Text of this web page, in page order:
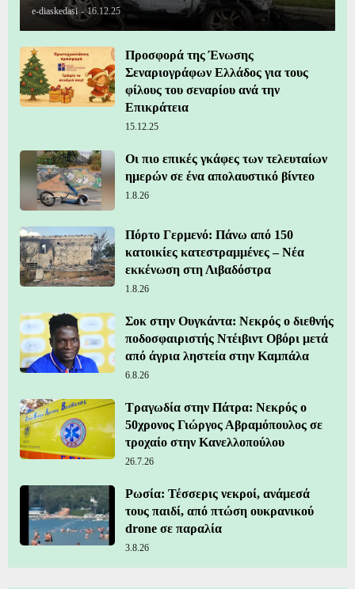
e-diaskedasi - 16.12.25
Προσφορά της Ένωσης
Σεναριογράφων Ελλάδος για τους
φίλους του σεναρίου ανά την
Επικράτεια
15.12.25
Οι πιο επικές γκάφες των τελευταίων
ημερών σε ένα απολαυστικό βίντεο
1.8.26
Πόρτο Γερμενό: Πάνω από 150
κατοικίες κατεστραμμένες – Νέα
εκκένωση στη Λιβαδόστρα
1.8.26
Σοκ στην Ουγκάντα: Νεκρός ο διεθνής
ποδοσφαιριστής Ντέιβιντ Οβόρι μετά
από άγρια ληστεία στην Καμπάλα
6.8.26
Τραγωδία στην Πάτρα: Νεκρός ο
50χρονος Γιώργος Αβραμόπουλος σε
τροχαίο στην Κανελλοπούλου
26.7.26
Ρωσία: Τέσσερις νεκροί, ανάμεσά
τους παιδί, από πτώση ουκρανικού
drone σε παραλία
3.8.26